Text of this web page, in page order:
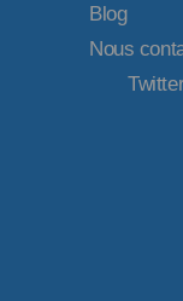
Blog
Nous